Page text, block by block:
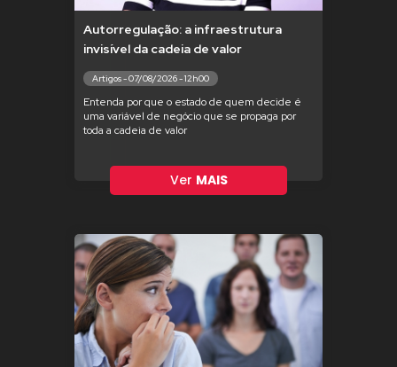
Autorregulação: a infraestrutura
invisível da cadeia de valor
Artigos - 07/08/2026 - 12h00
Entenda por que o estado de quem decide é
uma variável de negócio que se propaga por
toda a cadeia de valor
Ver MAIS